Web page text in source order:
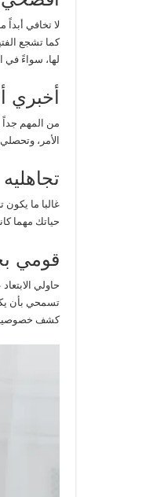
لا تخافي
كما تشجع
لها، سواءً في
أخبري
من المهم جداً
الأمر،
تجاهليه
غالبا ما
حياتك مهما
قومي
حاولي
تسمحي بأن
كشف